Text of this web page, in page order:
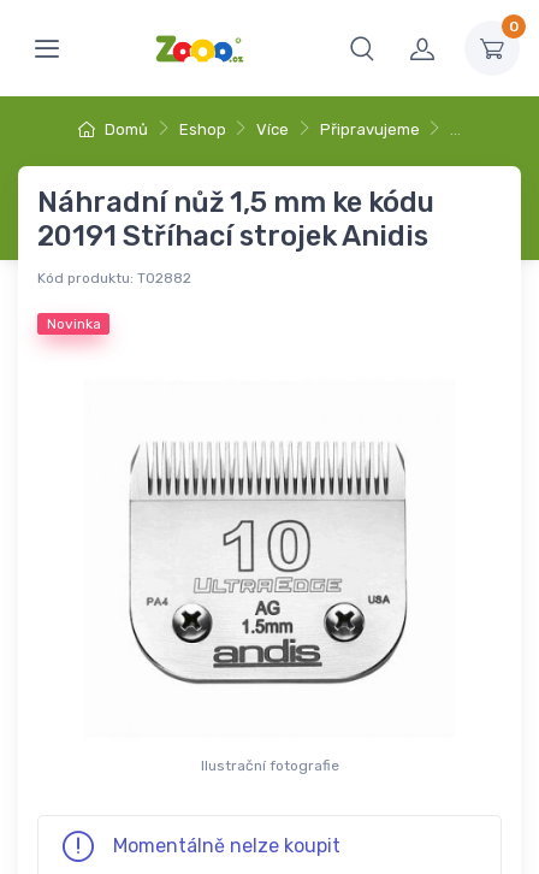
0
Domů Eshop Více Připravujeme …
Náhradní nůž 1,5 mm ke kódu
20191 Stříhací strojek Anidis
Kód produktu: T02882
Novinka
Ilustrační fotografie
Momentálně nelze koupit